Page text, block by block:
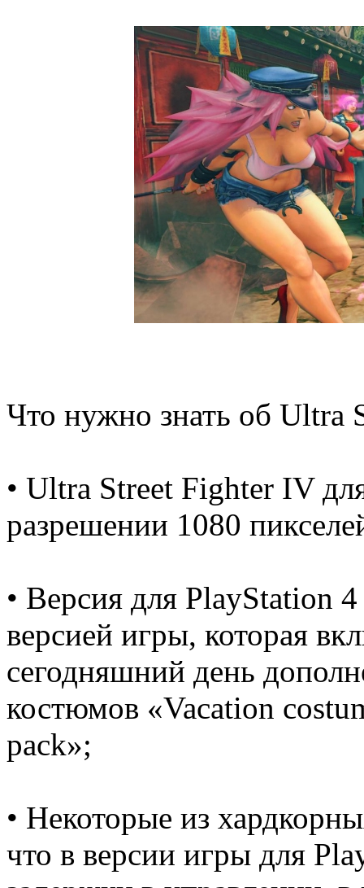
Что нужно знать об Ultra
• Ultra Street Fighter IV
разрешении 1080
• Версия для PlayStation
версией игры, которая
сегодняшний день
костюмов «Vacation
pack»;
• Некоторые из
что в версии игры для